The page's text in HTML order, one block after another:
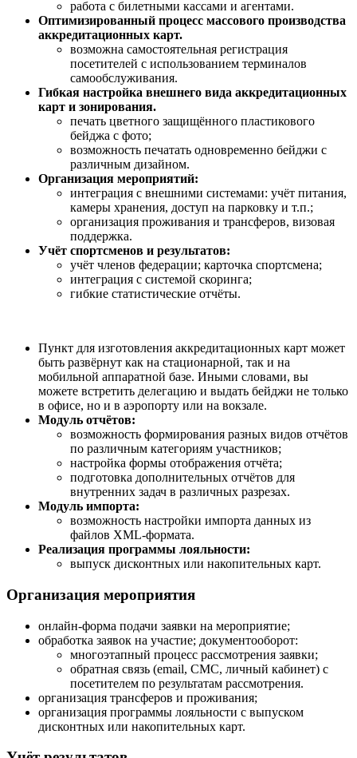
работа с билетными кассами и агентами.
Оптимизированный процесс массового производства
аккредитационных карт.
возможна самостоятельная регистрация
посетителей с использованием терминалов
самообслуживания.
Гибкая настройка внешнего вида аккредитационных
карт и зонирования.
печать цветного защищённого пластикового
бейджа с фото;
возможность печатать одновременно бейджи с
различным дизайном.
Организация мероприятий:
интеграция с внешними системами: учёт питания,
камеры хранения, доступ на парковку и т.п.;
организация проживания и трансферов, визовая
поддержка.
Учёт спортсменов и результатов:
учёт членов федерации; карточка спортсмена;
интеграция с системой скоринга;
гибкие статистические отчёты.
Пункт для изготовления аккредитационных карт может
быть развёрнут как на стационарной, так и на
мобильной аппаратной базе. Иными словами, вы
можете встретить делегацию и выдать бейджи не только
в офисе, но и в аэропорту или на вокзале.
Модуль отчётов:
возможность формирования разных видов отчётов
по различным категориям участников;
настройка формы отображения отчёта;
подготовка дополнительных отчётов для
внутренних задач в различных разрезах.
Модуль импорта:
возможность настройки импорта данных из
файлов XML-формата.
Реализация программы лояльности:
выпуск дисконтных или накопительных карт.
Организация мероприятия
онлайн-форма подачи заявки на мероприятие;
обработка заявок на участие; документооборот:
многоэтапный процесс рассмотрения заявки;
обратная связь (email, СМС, личный кабинет) с
посетителем по результатам рассмотрения.
организация трансферов и проживания;
организация программы лояльности с выпуском
дисконтных или накопительных карт.